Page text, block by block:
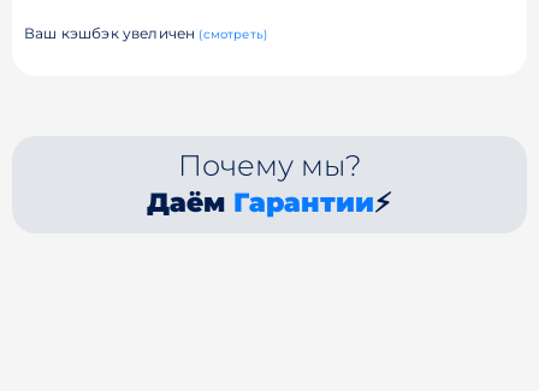
Ваш кэшбэк увеличен (смотреть)
Почему мы?
Даём Гарантии⚡